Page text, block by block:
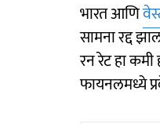
भारत आणि
सामना रद्द
रन रेट हा
फायनलमध्ये